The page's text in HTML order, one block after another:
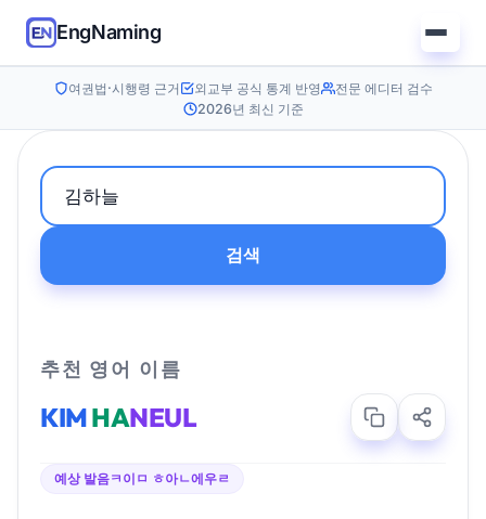
EngNaming
여권법·시행령 근거 외교부 공식 통계 반영
전문 에디터 검수
2026년 최신 기준
검색
추천 영어 이름
KIMHANEUL
예상 발음ㅋ이ㅁ ㅎ아ㄴ에우ㄹ